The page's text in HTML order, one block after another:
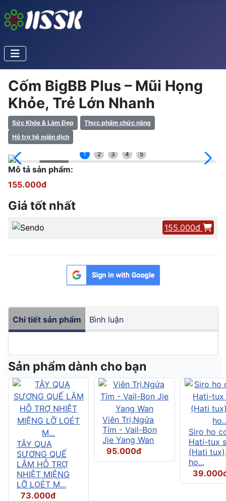
Cốm BigBB Plus – Mũi Họng
Khỏe, Trẻ Lớn Nhanh
Sức Khỏe & Làm Đẹp
Thực phẩm chức năng
Hỗ trợ hệ miễn dịch
1 2 3 4 5
Mô tả sản phẩm:
155.000đ
Giá tốt nhất
155.000đ
Chi tiết sản phẩm Bình luận
Sản phẩm dành cho bạn
TÂY QUA
SƯƠNG QUẾ
LÂM HỖ TRỢ
NHIỆT MIỆNG
LỠ LOÉT M...
73.000đ
Viên Trị.Ngứa
Tím - Vail-Bon
Jie Yang Wan
95.000đ
Siro ho
Hati-tux
(Hati
ho...